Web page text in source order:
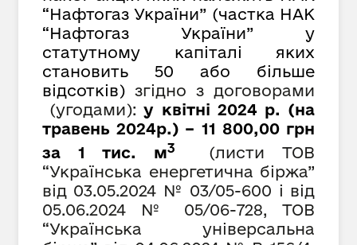
“Нафтогаз України” (частка НАК
“Нафтогаз України” у
статутному капіталі яких
становить 50 або більше
відсотків) згідно з договорами
(угодами):у квітні 2024 р. (на
травень 2024р.) – 11 800,00 грн
за 1 тис. м3
(листи ТОВ
“Українська енергетична біржа”
від 03.05.2024 № 03/05-600 і від
05.06.2024 №
05/06-728, ТОВ
“Українська універсальна